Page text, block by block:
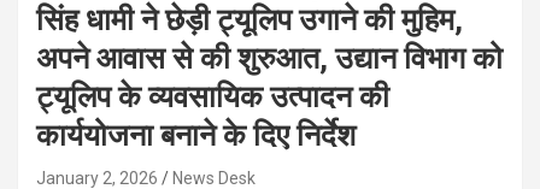
सिंह धामी ने छेड़ी ट्यूलिप उगाने की मुहिम,
अपने आवास से की शुरुआत, उद्यान विभाग को
ट्यूलिप के व्यवसायिक उत्पादन की
कार्ययोजना बनाने के दिए निर्देश
January 2, 2026 News Desk